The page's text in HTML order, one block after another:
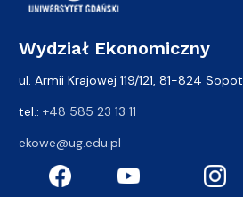
Wydział Ekonomiczny
ul. Armii Krajowej 119/121, 81-824 Sopot
tel.: +48 585 23 13 11
ekowe@ug.edu.pl